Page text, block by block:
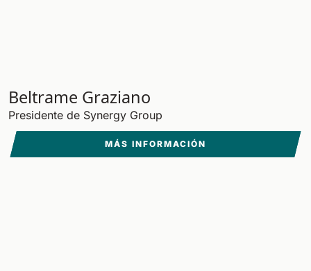
Beltrame Graziano
Presidente de Synergy Group
MÁS INFORMACIÓN